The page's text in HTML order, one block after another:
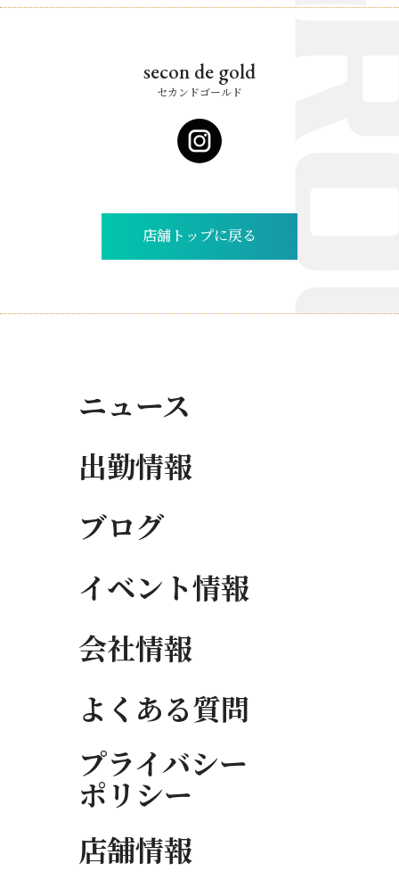
secon de gold
セカンドゴールド
店舗トップに戻る
ニュース
出勤情報
ブログ
イベント情報
会社情報
よくある質問
プライバシー
ポリシー
店舗情報